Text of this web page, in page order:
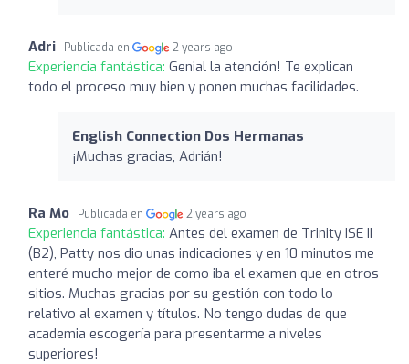
Adri Publicada en 2 years ago
Experiencia fantástica: Genial la atención! Te explican
todo el proceso muy bien y ponen muchas facilidades.
English Connection Dos Hermanas
¡Muchas gracias, Adrián!
Ra Mo Publicada en 2 years ago
Experiencia fantástica: Antes del examen de Trinity ISE II
(B2), Patty nos dio unas indicaciones y en 10 minutos me
enteré mucho mejor de como iba el examen que en otros
sitios. Muchas gracias por su gestión con todo lo
relativo al examen y títulos. No tengo dudas de que
academia escogería para presentarme a niveles
superiores!